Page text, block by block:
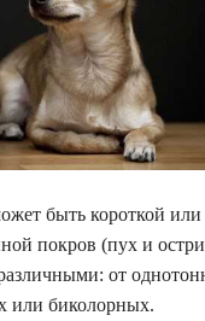
быть короткой или
покров (пух и
от
или биколорных.